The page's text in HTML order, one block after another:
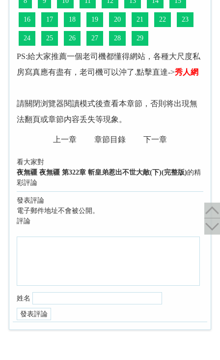
16 17 18 19 20 21 22 23
24 25 26 27 28 29
PS:給大家推薦一個老司機都懂得網站，各種大尺度私
房寫真應有盡有，老司機可以沖了.點擊直達->秀人網
請關閉浏覽器閱讀模式後查看本章節，否則将出現無
法翻頁或章節内容丢失等現象。
上一章 章節目錄 下一章
看大家對
夜無疆 夜無疆 第322章 斬皇弟惹出不世大敵(下)(完整版)的精
彩評論
發表評論
電子郵件地址不會被公開。
評論
姓名